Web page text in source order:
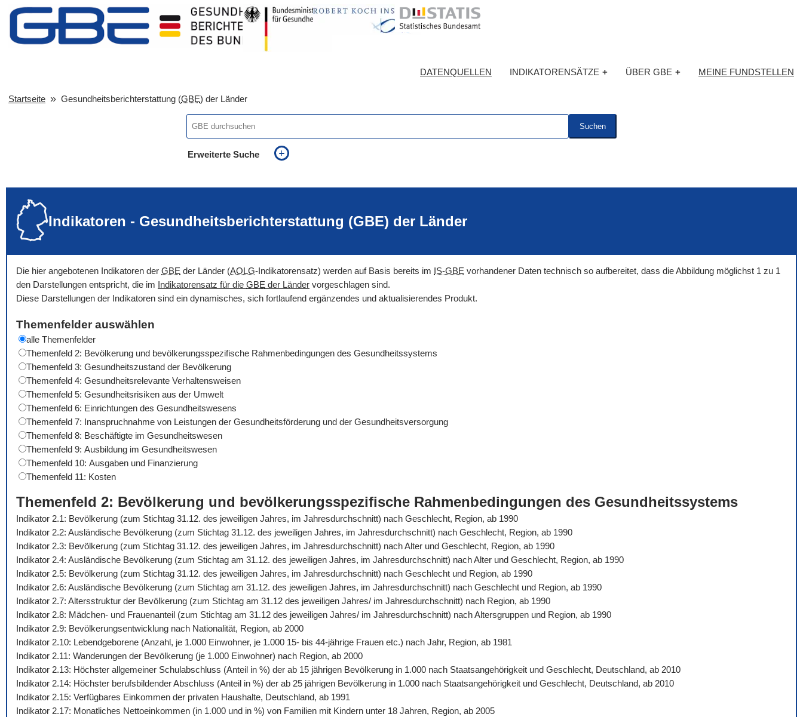
DATENQUELLEN INDIKATORENSÄTZE + ÜBER GBE + MEINE FUNDSTELLEN
Startseite Gesundheitsberichterstattung (GBE) der Länder
Suchen
Erweiterte Suche
Indikatoren - Gesundheitsberichterstattung (GBE) der Länder
Die hier angebotenen Indikatoren der GBE der Länder (AOLG-Indikatorensatz) werden auf Basis bereits im IS-GBE vorhandener Daten technisch so aufbereitet, dass die Abbildung möglichst 1 zu 1
den Darstellungen entspricht, die im Indikatorensatz für die GBE der Länder vorgeschlagen sind.
Diese Darstellungen der Indikatoren sind ein dynamisches, sich fortlaufend ergänzendes und aktualisierendes Produkt.
Themenfelder auswählen
alle Themenfelder
Themenfeld 2: Bevölkerung und bevölkerungsspezifische Rahmenbedingungen des Gesundheitssystems
Themenfeld 3: Gesundheitszustand der Bevölkerung
Themenfeld 4: Gesundheitsrelevante Verhaltensweisen
Themenfeld 5: Gesundheitsrisiken aus der Umwelt
Themenfeld 6: Einrichtungen des Gesundheitswesens
Themenfeld 7: Inanspruchnahme von Leistungen der Gesundheitsförderung und der Gesundheitsversorgung
Themenfeld 8: Beschäftigte im Gesundheitswesen
Themenfeld 9: Ausbildung im Gesundheitswesen
Themenfeld 10: Ausgaben und Finanzierung
Themenfeld 11: Kosten
Themenfeld 2: Bevölkerung und bevölkerungsspezifische Rahmenbedingungen des Gesundheitssystems
Indikator 2.1: Bevölkerung (zum Stichtag 31.12. des jeweiligen Jahres, im Jahresdurchschnitt) nach Geschlecht, Region, ab 1990
Indikator 2.2: Ausländische Bevölkerung (zum Stichtag 31.12. des jeweiligen Jahres, im Jahresdurchschnitt) nach Geschlecht, Region, ab 1990
Indikator 2.3: Bevölkerung (zum Stichtag 31.12. des jeweiligen Jahres, im Jahresdurchschnitt) nach Alter und Geschlecht, Region, ab 1990
Indikator 2.4: Ausländische Bevölkerung (zum Stichtag am 31.12. des jeweiligen Jahres, im Jahresdurchschnitt) nach Alter und Geschlecht, Region, ab 1990
Indikator 2.5: Bevölkerung (zum Stichtag 31.12. des jeweiligen Jahres, im Jahresdurchschnitt) nach Geschlecht und Region, ab 1990
Indikator 2.6: Ausländische Bevölkerung (zum Stichtag am 31.12. des jeweiligen Jahres, im Jahresdurchschnitt) nach Geschlecht und Region, ab 1990
Indikator 2.7: Altersstruktur der Bevölkerung (zum Stichtag am 31.12 des jeweiligen Jahres/ im Jahresdurchschnitt) nach Region, ab 1990
Indikator 2.8: Mädchen- und Frauenanteil (zum Stichtag am 31.12 des jeweiligen Jahres/ im Jahresdurchschnitt) nach Altersgruppen und Region, ab 1990
Indikator 2.9: Bevölkerungsentwicklung nach Nationalität, Region, ab 2000
Indikator 2.10: Lebendgeborene (Anzahl, je 1.000 Einwohner, je 1.000 15- bis 44-jährige Frauen etc.) nach Jahr, Region, ab 1981
Indikator 2.11: Wanderungen der Bevölkerung (je 1.000 Einwohner) nach Region, ab 2000
Indikator 2.13: Höchster allgemeiner Schulabschluss (Anteil in %) der ab 15 jährigen Bevölkerung in 1.000 nach Staatsangehörigkeit und Geschlecht, Deutschland, ab 2010
Indikator 2.14: Höchster berufsbildender Abschluss (Anteil in %) der ab 25 jährigen Bevölkerung in 1.000 nach Staatsangehörigkeit und Geschlecht, Deutschland, ab 2010
Indikator 2.15: Verfügbares Einkommen der privaten Haushalte, Deutschland, ab 1991
Indikator 2.17: Monatliches Nettoeinkommen (in 1.000 und in %) von Familien mit Kindern unter 18 Jahren, Region, ab 2005